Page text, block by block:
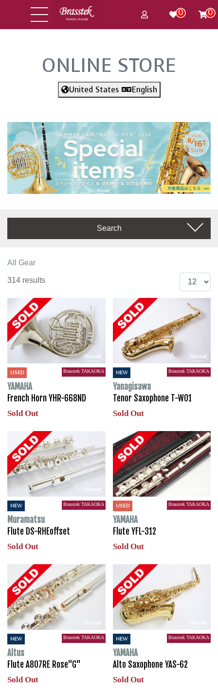
0 0
ONLINE STORE
United States English
Search
All Gear
314 results
USED Brasstek TAKAOKA
YAMAHA
French Horn YHR-668ND
Sold Out
NEW Brasstek TAKAOKA
Yanagisawa
Tenor Saxophone T-WO1
Sold Out
NEW Brasstek TAKAOKA
Muramatsu
Flute DS-RHEoffset
Sold Out
USED Brasstek TAKAOKA
YAMAHA
Flute YFL-312
Sold Out
NEW Brasstek TAKAOKA
Altus
Flute A807RE Rose"G"
Sold Out
NEW Brasstek TAKAOKA
YAMAHA
Alto Saxophone YAS-62
Sold Out